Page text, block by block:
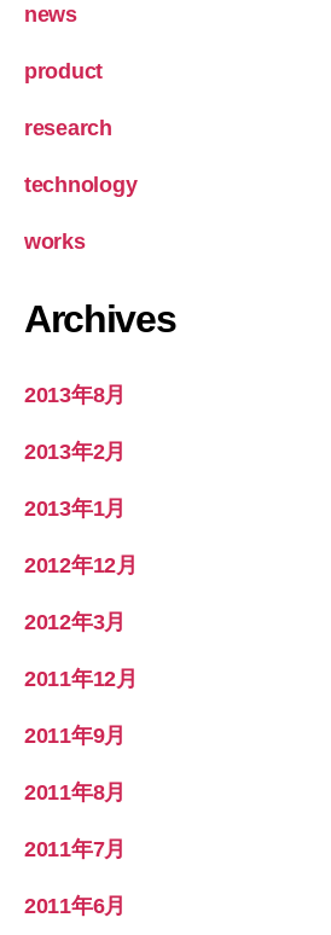
news
product
research
technology
works
Archives
2013年8月
2013年2月
2013年1月
2012年12月
2012年3月
2011年12月
2011年9月
2011年8月
2011年7月
2011年6月